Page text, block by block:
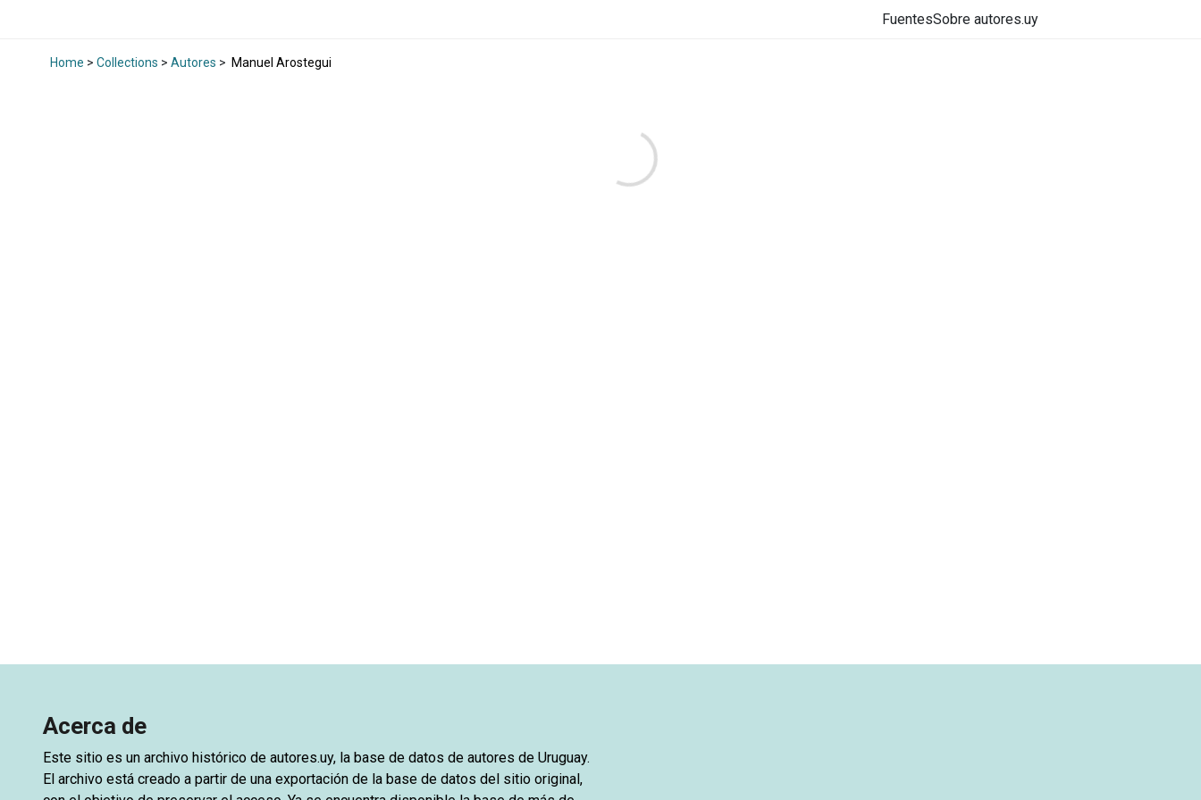
FuentesSobre autores.uy
Home > Collections > Autores > Manuel Arostegui
Acerca de
Este sitio es un archivo histórico de autores.uy, la base de datos de autores de Uruguay.
El archivo está creado a partir de una exportación de la base de datos del sitio original,